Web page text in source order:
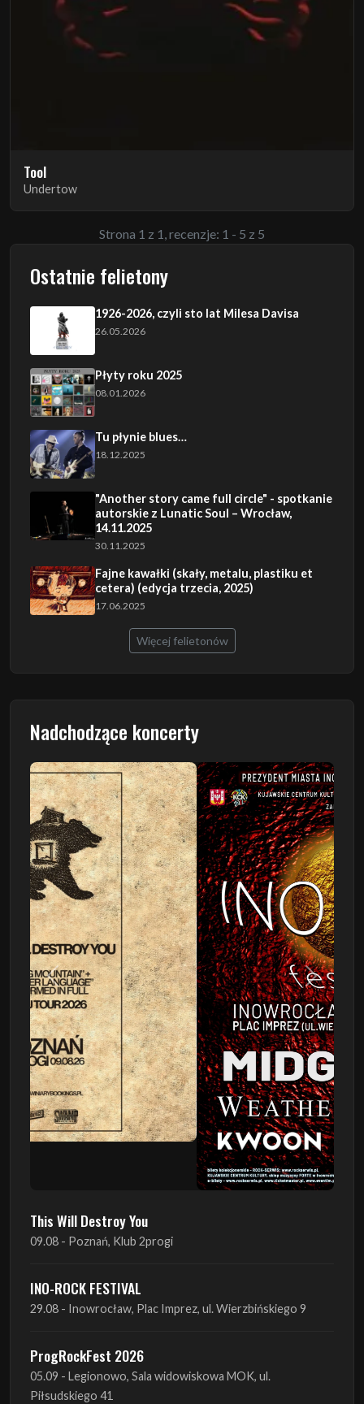
Tool
Undertow
Strona 1 z 1, recenzje: 1 - 5 z 5
Ostatnie felietony
1926-2026, czyli sto lat Milesa Davisa
26.05.2026
Płyty roku 2025
08.01.2026
Tu płynie blues…
18.12.2025
"Another story came full circle" - spotkanie
autorskie z Lunatic Soul – Wrocław,
14.11.2025
30.11.2025
Fajne kawałki (skały, metalu, plastiku et
cetera) (edycja trzecia, 2025)
17.06.2025
Więcej felietonów
Nadchodzące koncerty
Poprzedni Następny
This Will Destroy You
09.08 - Poznań, Klub 2progi
INO-ROCK FESTIVAL
29.08 - Inowrocław, Plac Imprez, ul. Wierzbińskiego 9
ProgRockFest 2026
05.09 - Legionowo, Sala widowiskowa MOK, ul.
Piłsudskiego 41